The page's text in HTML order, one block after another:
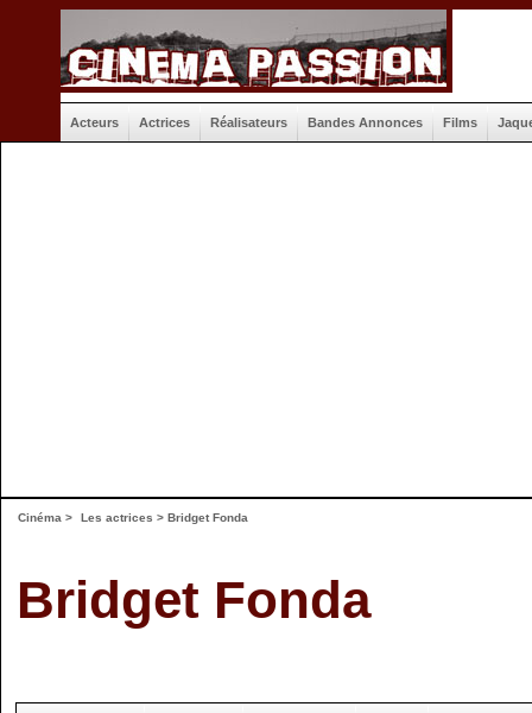
Acteurs Actrices Réalisateurs Bandes Annonces Films
Cinéma > Les actrices > Bridget Fonda
Bridget Fonda